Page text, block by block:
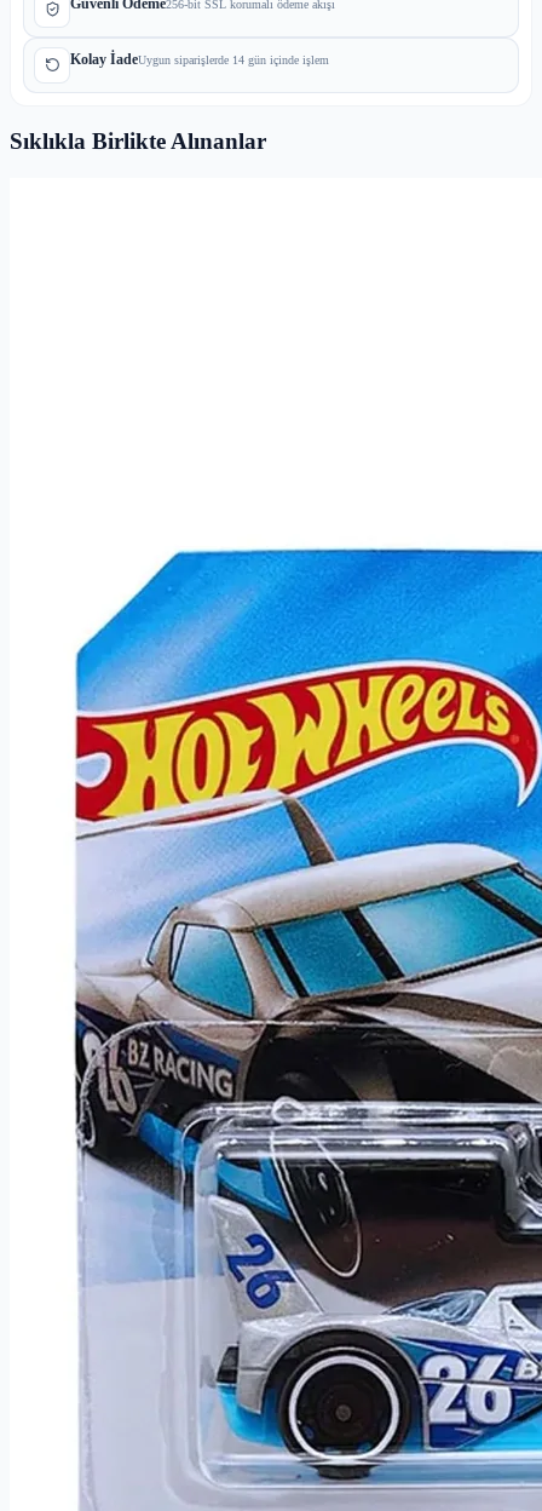
256-bit SSL korumalı ödeme akışı
Kolay İadeUygun siparişlerde 14 gün içinde işlem
Sıklıkla Birlikte Alınanlar